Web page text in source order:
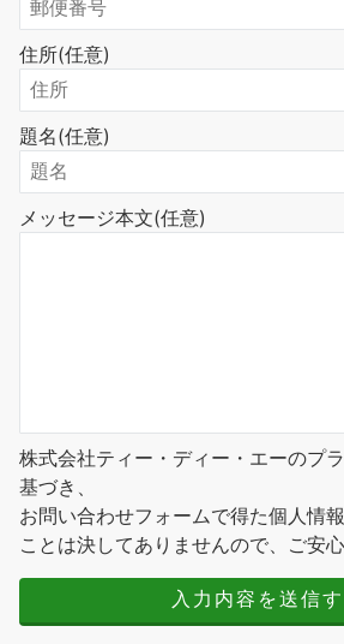
住所(任意)
題名(任意)
メッセージ本文(任意)
株式会社ティー・ディー・エーのプ
基づき、
お問い合わせフォームで得た個人情
ことは決してありませんので、ご安心